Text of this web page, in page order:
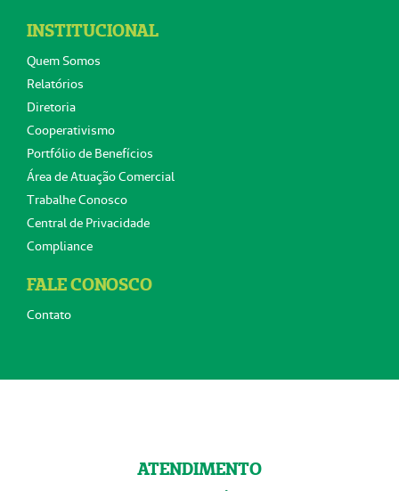
INSTITUCIONAL
Quem Somos
Relatórios
Diretoria
Cooperativismo
Portfólio de Benefícios
Área de Atuação Comercial
Trabalhe Conosco
Central de Privacidade
Compliance
FALE CONOSCO
Contato
ATENDIMENTO